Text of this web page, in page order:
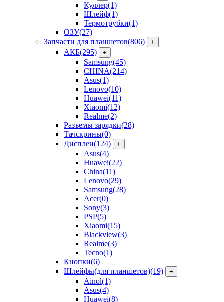
Куллер(1)
Шлейф(1)
Термотрубки(1)
ОЗУ(27)
Запчасти для планшетов(806) +
АКБ(295) +
Samsung(45)
CHINA(214)
Asus(1)
Lenovo(10)
Huawei(11)
Xiaomi(12)
Realme(2)
Разъемы зарядки(28)
Тачскрины(0)
Дисплеи(124) +
Asus(4)
Huawei(22)
China(11)
Lenovo(29)
Samsung(28)
Acer(0)
Sony(3)
PSP(5)
Xiaomi(15)
Blackview(3)
Realme(3)
Tecno(1)
Кнопки(6)
Шлейфы(для планшетов)(19) +
Ainol(1)
Asus(4)
Huawei(8)